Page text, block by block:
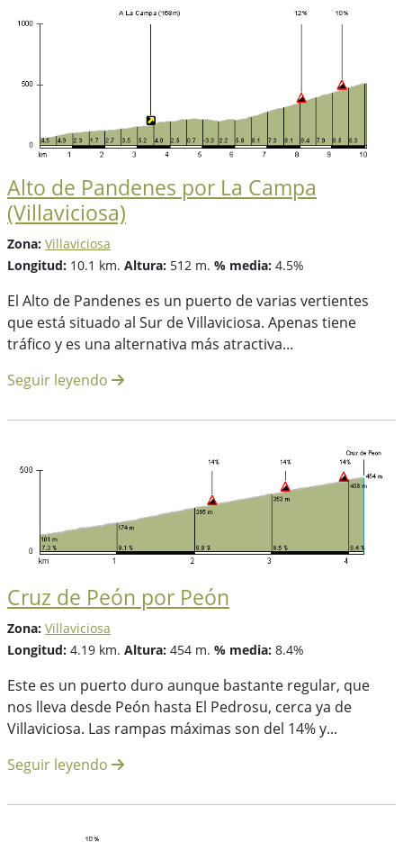
Alto de Pandenes por La Campa
(Villaviciosa)
Zona: Villaviciosa
Longitud: 10.1 km. Altura: 512 m. % media: 4.5%
El Alto de Pandenes es un puerto de varias vertientes
que está situado al Sur de Villaviciosa. Apenas tiene
tráfico y es una alternativa más atractiva...
Seguir leyendo
Cruz de Peón por Peón
Zona: Villaviciosa
Longitud: 4.19 km. Altura: 454 m. % media: 8.4%
Este es un puerto duro aunque bastante regular, que
nos lleva desde Peón hasta El Pedrosu, cerca ya de
Villaviciosa. Las rampas máximas son del 14% y...
Seguir leyendo